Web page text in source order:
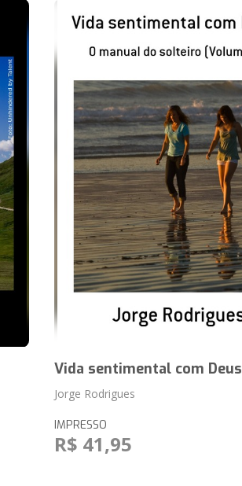
Vida sentimental com Deus
Jorge Rodrigues
IMPRESSO
R$ 41,95